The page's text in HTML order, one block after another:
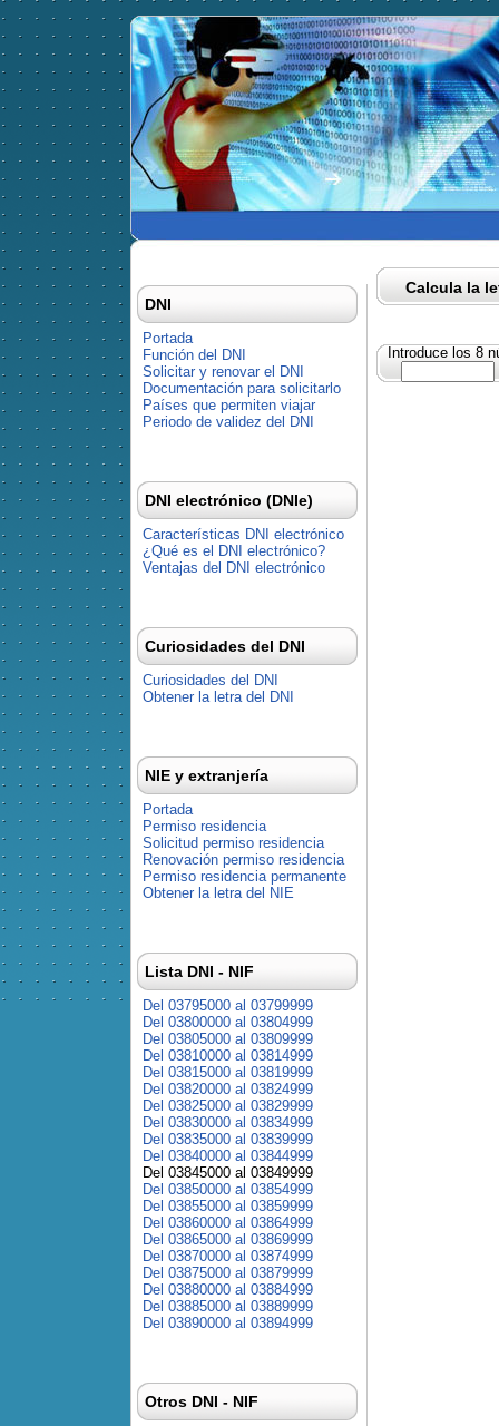
Calcula la
Introduce los 8
DNI
Portada
Función del DNI
Solicitar y renovar el DNI
Documentación para solicitarlo
Países que permiten viajar
Periodo de validez del DNI
DNI electrónico (DNIe)
Características DNI electrónico
¿Qué es el DNI electrónico?
Ventajas del DNI electrónico
Curiosidades del DNI
Curiosidades del DNI
Obtener la letra del DNI
NIE y extranjería
Portada
Permiso residencia
Solicitud permiso residencia
Renovación permiso residencia
Permiso residencia permanente
Obtener la letra del NIE
Lista DNI - NIF
Del 03795000 al 03799999
Del 03800000 al 03804999
Del 03805000 al 03809999
Del 03810000 al 03814999
Del 03815000 al 03819999
Del 03820000 al 03824999
Del 03825000 al 03829999
Del 03830000 al 03834999
Del 03835000 al 03839999
Del 03840000 al 03844999
Del 03845000 al 03849999
Del 03850000 al 03854999
Del 03855000 al 03859999
Del 03860000 al 03864999
Del 03865000 al 03869999
Del 03870000 al 03874999
Del 03875000 al 03879999
Del 03880000 al 03884999
Del 03885000 al 03889999
Del 03890000 al 03894999
Otros DNI - NIF